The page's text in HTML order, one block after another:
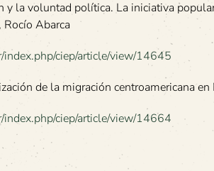
y la voluntad política. La iniciativa
Rocío Abarca
index.php/ciep/article/view/14645
de la migración centroamericana
index.php/ciep/article/view/14664